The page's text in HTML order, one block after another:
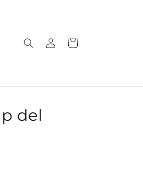
Accedi Carrello
del